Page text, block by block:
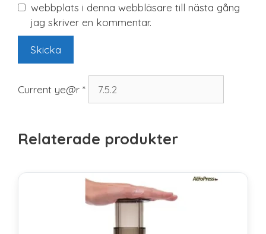
webbplats i denna webbläsare till nästa gång
jag skriver en kommentar.
Current ye@r *
Relaterade produkter